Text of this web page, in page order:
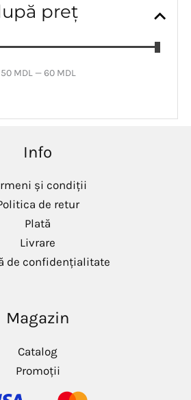
preț
m
m
50 MDL —60 MDL
Info
și condiții
de retur
Plată
Livrare
de confidențialitate
Magazin
Catalog
Promoții